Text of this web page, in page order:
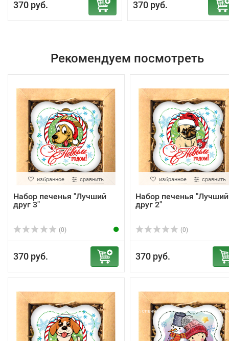
370 руб. 370 руб.
Рекомендуем посмотреть
избранное сравнить
Набор печенья "Лучший
друг 3"
(0)
370 руб.
избранное сравнить
Набор печенья "Лучший
друг 2"
(0)
370 руб.